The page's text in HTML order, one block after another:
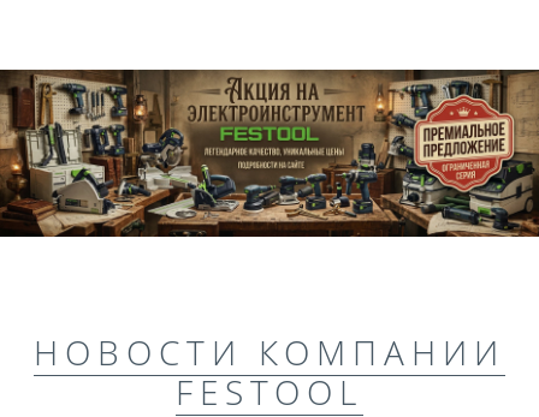
НОВОСТИ КОМПАНИИ
FESTOOL